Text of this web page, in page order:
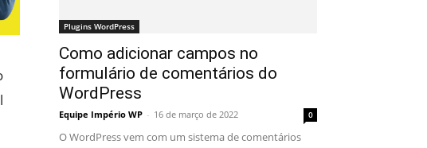
Plugins WordPress
Como adicionar campos no
formulário de comentários do
WordPress
Equipe Império WP - 16 de março de 2022 0
O WordPress vem com um sistema de comentários